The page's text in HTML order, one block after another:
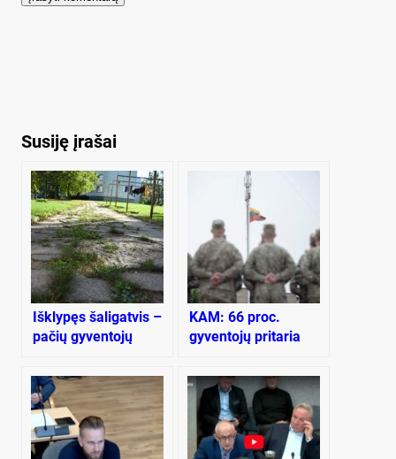
Susiję įrašai
Išklypęs šaligatvis –
pačių gyventojų
KAM: 66 proc.
gyventojų pritaria
šaukimui į
privalomąją pradinę
karo tarnybą